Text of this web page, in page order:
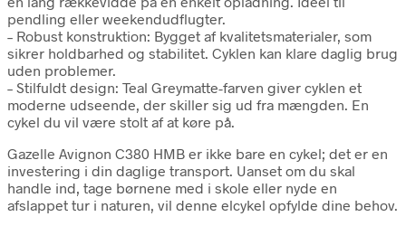
pendling eller weekendudflugter.
– Robust konstruktion: Bygget af kvalitetsmaterialer, som
sikrer holdbarhed og stabilitet. Cyklen kan klare daglig brug
uden problemer.
– Stilfuldt design: Teal Greymatte-farven giver cyklen et
moderne udseende, der skiller sig ud fra mængden. En
cykel du vil være stolt af at køre på.
Gazelle Avignon C380 HMB er ikke bare en cykel; det er en
investering i din daglige transport. Uanset om du skal
handle ind, tage børnene med i skole eller nyde en
afslappet tur i naturen, vil denne elcykel opfylde dine behov.